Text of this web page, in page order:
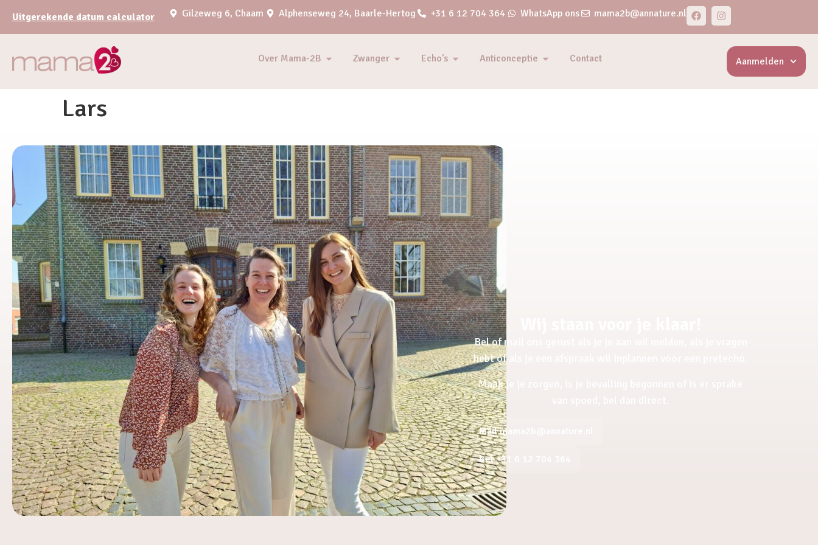
Uitgerekende datum calculator Gilzeweg 6, Chaam Alphenseweg 24, Baarle-Hertog +31 6 12 704 364 WhatsApp ons mama2b@annature.nl
Over Mama-2B Zwanger Echo's Anticonceptie Contact Aanmelden
Lars
Bel of mail ons gerust als je je aan wil melden, als je vragen
hebt of als je een afspraak wil inplannen voor een pretecho.
Maak je je zorgen, is je bevalling begonnen of is er sprake
Mail mama2b@annature.nl
Bel +31 6 12 704 364